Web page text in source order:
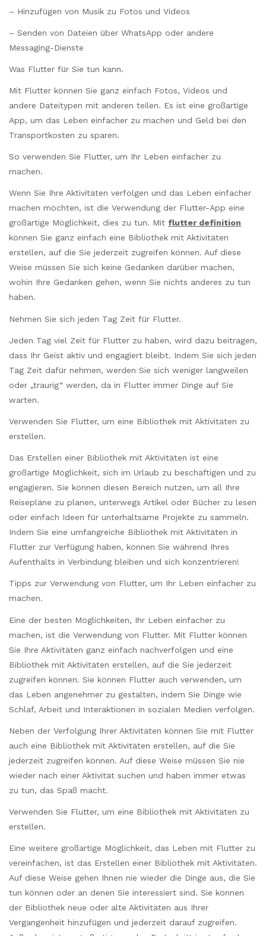
– Hinzufügen von Musik zu Fotos und Videos
– Senden von Dateien über WhatsApp oder andere
Messaging-Dienste
Was Flutter für Sie tun kann.
Mit Flutter können Sie ganz einfach Fotos, Videos und
andere Dateitypen mit anderen teilen. Es ist eine großartige
App, um das Leben einfacher zu machen und Geld bei den
Transportkosten zu sparen.
So verwenden Sie Flutter, um Ihr Leben einfacher zu
machen.
Wenn Sie Ihre Aktivitäten verfolgen und das Leben einfacher
machen möchten, ist die Verwendung der Flutter-App eine
großartige Möglichkeit, dies zu tun. Mit flutter definition
können Sie ganz einfach eine Bibliothek mit Aktivitäten
erstellen, auf die Sie jederzeit zugreifen können. Auf diese
Weise müssen Sie sich keine Gedanken darüber machen,
wohin Ihre Gedanken gehen, wenn Sie nichts anderes zu tun
haben.
Nehmen Sie sich jeden Tag Zeit für Flutter.
Jeden Tag viel Zeit für Flutter zu haben, wird dazu beitragen,
dass Ihr Geist aktiv und engagiert bleibt. Indem Sie sich jeden
Tag Zeit dafür nehmen, werden Sie sich weniger langweilen
oder „traurig“ werden, da in Flutter immer Dinge auf Sie
warten.
Verwenden Sie Flutter, um eine Bibliothek mit Aktivitäten zu
erstellen.
Das Erstellen einer Bibliothek mit Aktivitäten ist eine
großartige Möglichkeit, sich im Urlaub zu beschäftigen und zu
engagieren. Sie können diesen Bereich nutzen, um all Ihre
Reisepläne zu planen, unterwegs Artikel oder Bücher zu lesen
oder einfach Ideen für unterhaltsame Projekte zu sammeln.
Indem Sie eine umfangreiche Bibliothek mit Aktivitäten in
Flutter zur Verfügung haben, können Sie während Ihres
Aufenthalts in Verbindung bleiben und sich konzentrieren!
Tipps zur Verwendung von Flutter, um Ihr Leben einfacher zu
machen.
Eine der besten Möglichkeiten, Ihr Leben einfacher zu
machen, ist die Verwendung von Flutter. Mit Flutter können
Sie Ihre Aktivitäten ganz einfach nachverfolgen und eine
Bibliothek mit Aktivitäten erstellen, auf die Sie jederzeit
zugreifen können. Sie können Flutter auch verwenden, um
das Leben angenehmer zu gestalten, indem Sie Dinge wie
Schlaf, Arbeit und Interaktionen in sozialen Medien verfolgen.
Neben der Verfolgung Ihrer Aktivitäten können Sie mit Flutter
auch eine Bibliothek mit Aktivitäten erstellen, auf die Sie
jederzeit zugreifen können. Auf diese Weise müssen Sie nie
wieder nach einer Aktivität suchen und haben immer etwas
zu tun, das Spaß macht.
Verwenden Sie Flutter, um eine Bibliothek mit Aktivitäten zu
erstellen.
Eine weitere großartige Möglichkeit, das Leben mit Flutter zu
vereinfachen, ist das Erstellen einer Bibliothek mit Aktivitäten.
Auf diese Weise gehen Ihnen nie wieder die Dinge aus, die Sie
tun können oder an denen Sie interessiert sind. Sie können
der Bibliothek neue oder alte Aktivitäten aus Ihrer
Vergangenheit hinzufügen und jederzeit darauf zugreifen.